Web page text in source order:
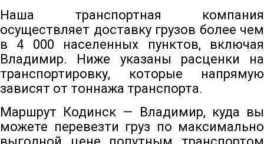
Наша транспортная компания
осуществляет доставку грузов более чем
в 4 000 населенных пунктов, включая
Владимир. Ниже указаны расценки на
транспортировку, которые напрямую
зависят от тоннажа транспорта.
Маршрут Кодинск — Владимир, куда вы
можете перевезти груз по максимально